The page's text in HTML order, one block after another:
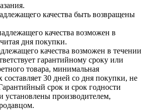
качества быть возвращены
качества возможен в
дня покупки.
качества возможен в течении
гарантийному сроку или
товара, минимальная
составляет 30 дней со дня покупки, не
срок и срок годности
установлены производителем,